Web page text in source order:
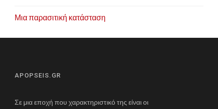
Μια παρασιτική κατάσταση
APOPSEIS.GR
Σε μια εποχή που χαρακτηριστικό της είναι οι